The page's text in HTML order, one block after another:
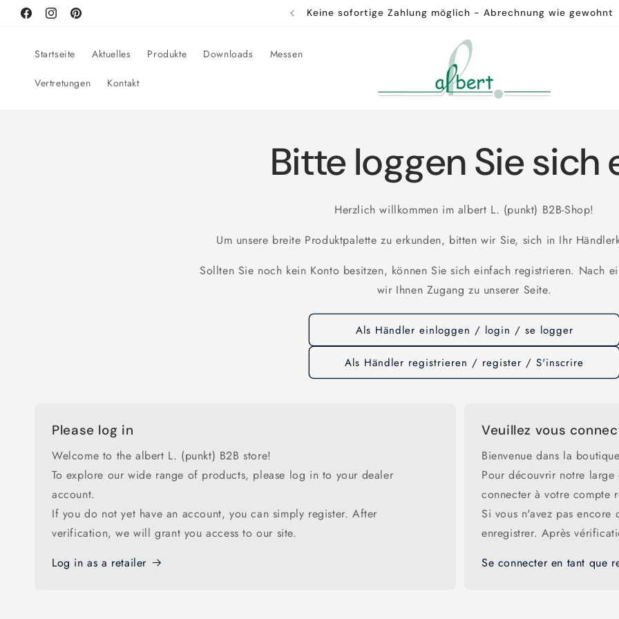
zum
FacebookInstagramPinterest
Mindestbestellwert 100€ - Frei-Haus 750€ (DE) Keine sofortige Zahlung möglich - Abrechnung wie gewohnt
Startseite Aktuelles Produkte Downloads Messen
Vertretungen Kontakt
Bitte loggen Sie sich
Herzlich willkommen im albert L. (punkt) B2B-Shop!
Um unsere breite Produktpalette zu erkunden, bitten wir Sie, sich in Ihr
Sollten Sie noch kein Konto besitzen, können Sie sich einfach registrieren. Nach
wir Ihnen Zugang zu unserer Seite.
Als Händler einloggen / login / se logger
Als Händler registrieren / register / S'inscrire
Please log in
Welcome to the albert L. (punkt) B2B store!
To explore our wide range of products, please log in to your dealer
account.
If you do not yet have an account, you can simply register. After
verification, we will grant you access to our site.
Log in as a retailer
Veuillez vous
Bienvenue dans la
Pour découvrir notre
connecter à votre compte
Si vous n'avez pas encore
enregistrer. Après
Se connecter en tant que